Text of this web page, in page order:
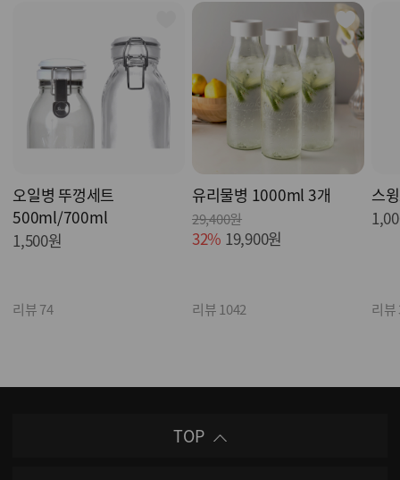
오일병 뚜껑세트
500ml/700ml
1,500원
리뷰 74
유리물병 1000ml 3개
29,400원
32% 19,900원
리뷰 1042
스
리뷰
TOP